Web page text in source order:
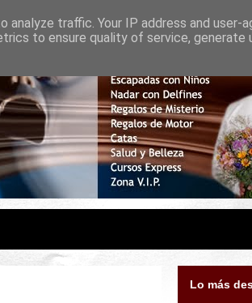
Lo más
traffic. Your IP address and user-
to ensure quality of service, generate